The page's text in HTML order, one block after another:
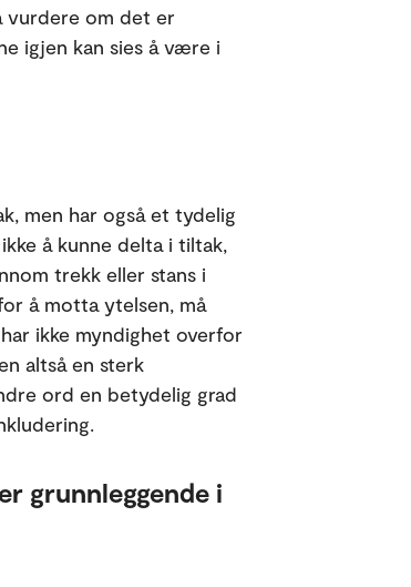
vurdere om det er
igjen kan sies å være i
men har også et tydelig
å kunne delta i tiltak,
trekk eller stans i
å motta ytelsen, må
ikke myndighet overfor
altså en sterk
ord en betydelig grad
grunnleggende i